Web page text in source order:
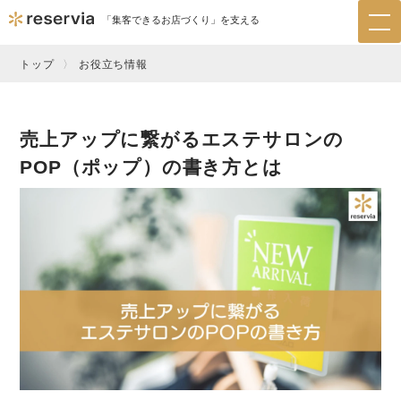
「集客できるお店づくり」を支える
トップ お役立ち情報
売上アップに繋がるエステサロンの
POP（ポップ）の書き方とは